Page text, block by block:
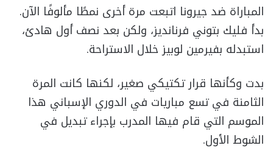
المباراة ضد جيرونا اتبعت مرة أخرى نمطًا مألوفًا الآن.
بدأ فليك بتوني فرنانديز، ولكن بعد نصف أول هادئ،
استبدله بفيرمين لوبيز خلال الاستراحة.
بدت وكأنها قرار تكتيكي صغير، لكنها كانت المرة
الثامنة في تسع مباريات في الدوري الإسباني هذا
الموسم التي قام فيها المدرب بإجراء تبديل في
الشوط الأول.